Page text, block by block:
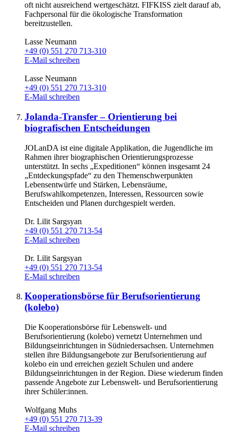
oft nicht ausreichend wertgeschätzt. FIFKISS zielt darauf ab,
Fachpersonal für die ökologische Transformation
bereitzustellen.
Lasse Neumann
+49 (0) 551 270 713-310
E-Mail schreiben
Lasse Neumann
+49 (0) 551 270 713-310
E-Mail schreiben
Jolanda-Transfer – Orientierung bei
biografischen Entscheidungen
JOLanDA ist eine digitale Applikation, die Jugendliche im
Rahmen ihrer biographischen Orientierungsprozesse
unterstützt. In sechs „Expeditionen“ können insgesamt 24
„Entdeckungspfade“ zu den Themenschwerpunkten
Lebensentwürfe und Stärken, Lebensräume,
Berufswahlkompetenzen, Interessen, Ressourcen sowie
Entscheiden und Planen durchgespielt werden.
Dr. Lilit Sargsyan
+49 (0) 551 270 713-54
E-Mail schreiben
Dr. Lilit Sargsyan
+49 (0) 551 270 713-54
E-Mail schreiben
Kooperationsbörse für Berufsorientierung
(kolebo)
Die Kooperationsbörse für Lebenswelt- und
Berufsorientierung (kolebo) vernetzt Unternehmen und
Bildungseinrichtungen in Südniedersachsen. Unternehmen
stellen ihre Bildungsangebote zur Berufsorientierung auf
kolebo ein und erreichen gezielt Schulen und andere
Bildungseinrichtungen in der Region. Diese wiederum finden
passende Angebote zur Lebenswelt- und Berufsorientierung
ihrer Schüler:innen.
Wolfgang Muhs
+49 (0) 551 270 713-39
E-Mail schreiben